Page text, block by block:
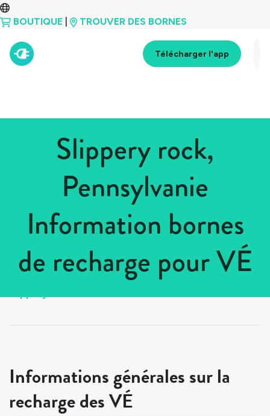
BOUTIQUE TROUVER DES BORNES
Télécharger l'app
Slippery rock,
Pennsylvanie
Information bornes
de recharge pour VÉ
États-Unis > Pennsylvanie
Informations générales sur la
recharge des VÉ